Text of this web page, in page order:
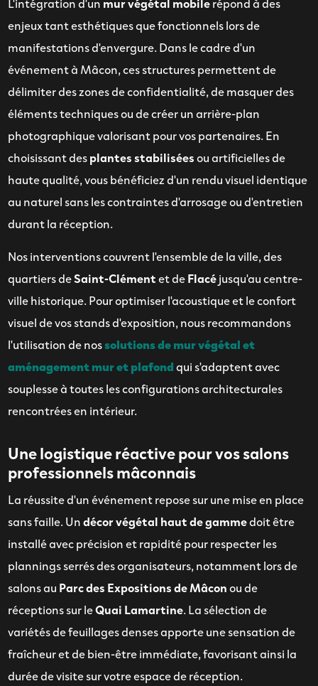
enjeux tant esthétiques que fonctionnels lors de
manifestations d'envergure. Dans le cadre d'un
événement à Mâcon, ces structures permettent de
délimiter des zones de confidentialité, de masquer des
éléments techniques ou de créer un arrière-plan
photographique valorisant pour vos partenaires. En
choisissant desplantes stabiliséesou artificielles de
haute qualité, vous bénéficiez d'un rendu visuel identique
au naturel sans les contraintes d'arrosage ou d'entretien
durant la réception.
Nos interventions couvrent l'ensemble de la ville, des
quartiers deSaint-Clémentet deFlacéjusqu'au centre-
ville historique. Pour optimiser l'acoustique et le confort
visuel de vos stands d'exposition, nous recommandons
l'utilisation de nossolutions de mur végétal et
aménagement mur et plafondqui s'adaptent avec
souplesse à toutes les configurations architecturales
rencontrées en intérieur.
Une logistique réactive pour vos salons
professionnels mâconnais
La réussite d'un événement repose sur une mise en place
sans faille. Undécor végétal haut de gammedoit être
installé avec précision et rapidité pour respecter les
plannings serrés des organisateurs, notamment lors de
salons au Parc des Expositions de Mâconou de
réceptions sur leQuai Lamartine. La sélection de
variétés de feuillages denses apporte une sensation de
fraîcheur et de bien-être immédiate, favorisant ainsi la
durée de visite sur votre espace de réception.